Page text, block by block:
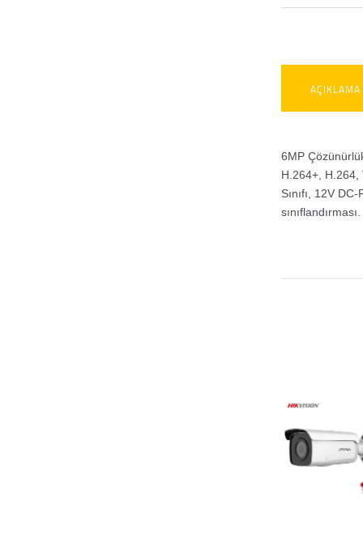
AÇIKLAMA
6MP
H.264+, H.264,
Sınıfı, 12V
sınıflandırması.